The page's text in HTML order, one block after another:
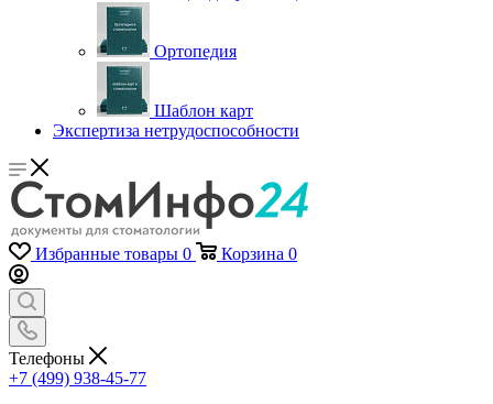
Ортопедия
Шаблон карт
Экспертиза нетрудоспособности
Избранные товары 0 Корзина 0
Телефоны
+7 (499) 938-45-77